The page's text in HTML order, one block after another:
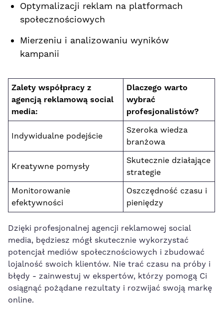
Optymalizacji​ reklam na platformach ​
społecznościowych
Mierzeniu i ‌analizowaniu wyników
kampanii
Zalety współpracy z
agencją reklamową‌ social
media:
Dlaczego ⁣warto
wybrać​
profesjonalistów?
Indywidualne podejście
Szeroka wiedza
branżowa
Kreatywne pomysły
Skutecznie działające
strategie
Monitorowanie
efektywności
Oszczędność czasu i
pieniędzy
Dzięki profesjonalnej ‌agencji reklamowej social
media, będziesz⁢ mógł skutecznie ‌wykorzystać⁣
potencjał mediów społecznościowych i zbudować
lojalność swoich klientów. Nie trać czasu na próby⁣ i
błędy -‍ zainwestuj‍ w​ ekspertów, którzy pomogą Ci⁢
osiągnąć pożądane rezultaty i rozwijać swoją markę
online.